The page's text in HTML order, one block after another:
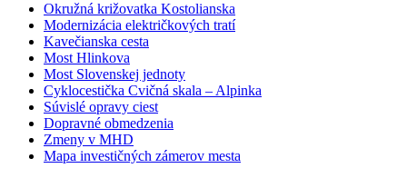
Okružná križovatka Kostolianska
Modernizácia električkových tratí
Kavečianska cesta
Most Hlinkova
Most Slovenskej jednoty
Cyklocestička Cvičná skala – Alpinka
Súvislé opravy ciest
Dopravné obmedzenia
Zmeny v MHD
Mapa investičných zámerov mesta